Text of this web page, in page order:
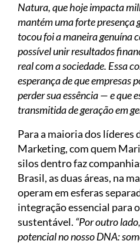
Natura, que hoje impacta
mantém uma forte presença
tocou foi a maneira genuína
possível unir resultados
real com a sociedade. Essa
esperança de que empresas
perder sua essência — e que
transmitida de geração em
Para a maioria dos líderes
Marketing, com quem
silos dentro faz
Brasil, as duas áreas, na
operam em esferas
integração essencial para
sustentável. “Por outro
potencial no nosso DNA: